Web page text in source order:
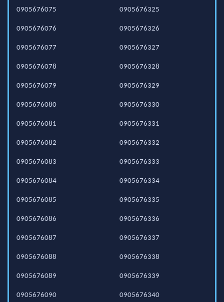
0905676075
0905676076
0905676077
0905676078
0905676079
0905676080
0905676081
0905676082
0905676083
0905676084
0905676085
0905676086
0905676087
0905676088
0905676089
0905676090
0905676325
0905676326
0905676327
0905676328
0905676329
0905676330
0905676331
0905676332
0905676333
0905676334
0905676335
0905676336
0905676337
0905676338
0905676339
0905676340